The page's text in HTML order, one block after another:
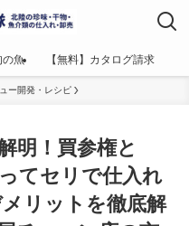
の魚 【無料】カタログ請求
ー開発・レシピ
明！買参権と
てセリで仕入れ
リットを徹底解